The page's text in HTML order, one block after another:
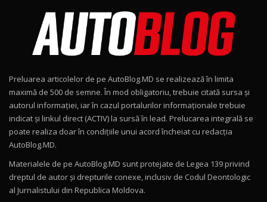
15:08
Noul Geely EX2 / Test Drive AutoBlog.MD
15:22
Mercedes-AMG E 53 HYBRID 4MATIC+ / Test
Drive AutoBlog.MD
16:27
11
Noul Volvo ES90 / Test Drive AutoBlog.MD
12
Noul MG HS / Test Drive AutoBlog.MD
16:48
Preluarea articolelor de pe AutoBlog.MD se realizează în limita
maximă de 500 de semne. În mod obligatoriu, trebuie citată sursa și
autorul informației, iar în cazul portalurilor informaționale trebuie
indicat și linkul direct (ACTIV) la sursă în lead. Prelucarea integrală se
poate realiza doar în condițiile unui acord încheiat cu redacţia
AutoBlog.MD.
Materialele de pe AutoBlog.MD sunt protejate de Legea 139 privind
dreptul de autor și drepturile conexe, inclusiv de Codul Deontologic
al Jurnalistului din Republica Moldova.